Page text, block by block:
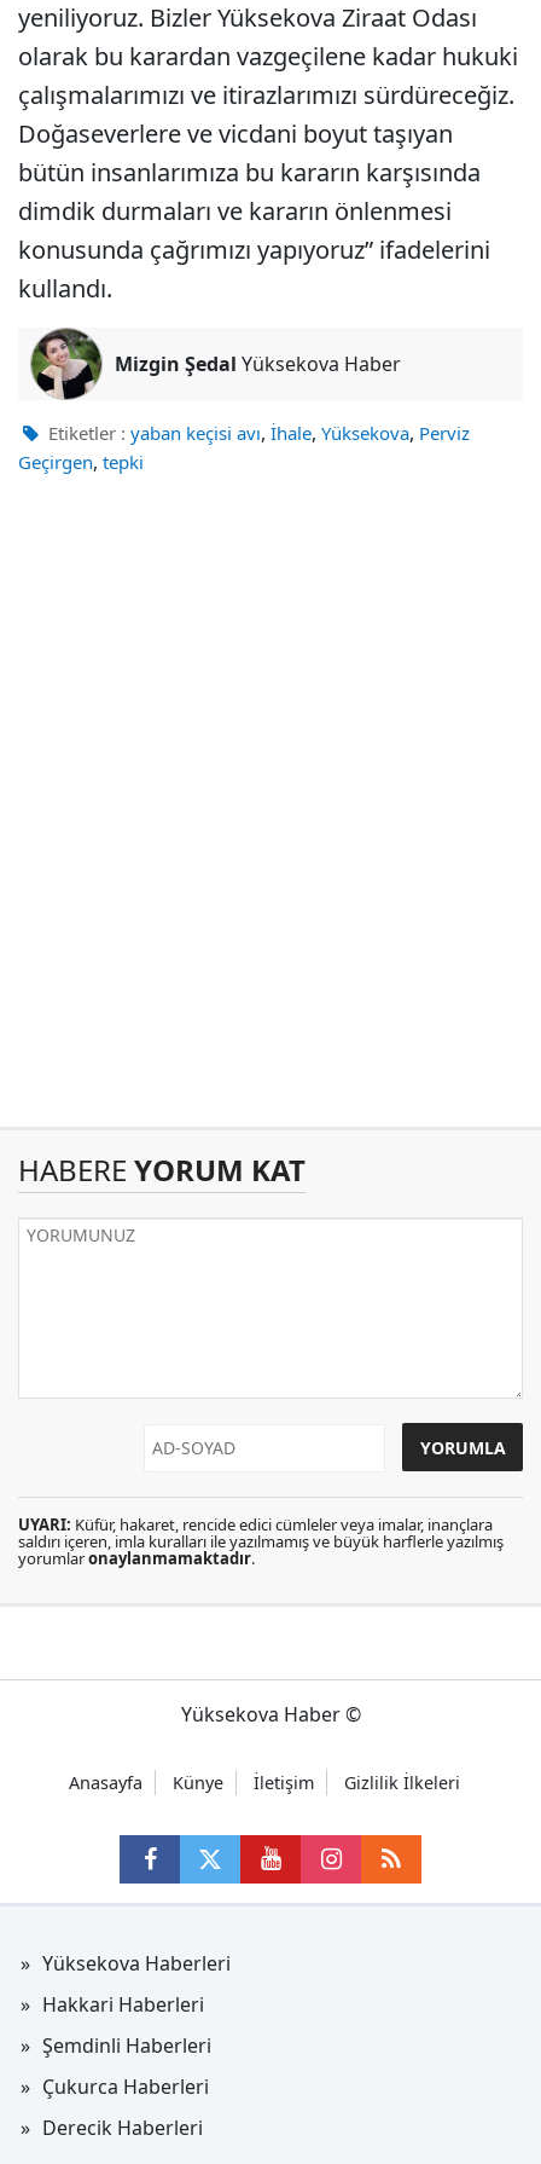
yeniliyoruz. Bizler Yüksekova Ziraat Odası
olarak bu karardan vazgeçilene kadar hukuki
çalışmalarımızı ve itirazlarımızı sürdüreceğiz.
Doğaseverlere ve vicdani boyut taşıyan
bütün insanlarımıza bu kararın karşısında
dimdik durmaları ve kararın önlenmesi
konusunda çağrımızı yapıyoruz” ifadelerini
kullandı.
Mizgin Şedal Yüksekova Haber
Etiketler : yaban keçisi avı, İhale, Yüksekova, Perviz
Geçirgen, tepki
HABERE YORUM KAT
UYARI: Küfür, hakaret, rencide edici cümleler veya imalar, inançlara
saldırı içeren, imla kuralları ile yazılmamış ve büyük harflerle yazılmış
yorumlaronaylanmamaktadır.
Yüksekova Haber ©
Anasayfa Künye İletişim Gizlilik İlkeleri
Yüksekova Haberleri
Hakkari Haberleri
Şemdinli Haberleri
Çukurca Haberleri
Derecik Haberleri